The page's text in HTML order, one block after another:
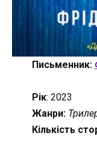
Письменник:
Рік: 2023
Жанри:
Кількість